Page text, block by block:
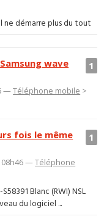
ne démarre plus du tout
1
wave
—Téléphone mobile >
1
fois le même
08h46 —Téléphone
Blanc (RWI) NSL
du logiciel ...